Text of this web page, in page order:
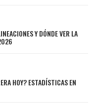
Y DÓNDE VER LA
HOY? ESTADÍSTICAS EN